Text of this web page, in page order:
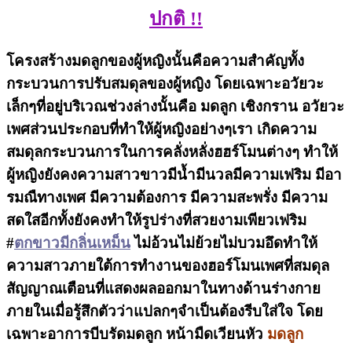
ปกติ !!
โครงสร้างมดลูกของผู้หญิงนั้นคือความสำคัญทั้ง
กระบวนการปรับสมดุลของผู้หญิง โดยเฉพาะอวัยวะ
เล็กๆที่อยู่บริเวณช่วงล่างนั้นคือ มดลูก เชิงกราน อวัยวะ
เพศส่วนประกอบที่ทำให้ผู้หญิงอย่างๆเรา เกิดความ
สมดุลกระบวนการในการคลั่งหลั่งฮฮร์โมนต่างๆ ทำให้
ผู้หญิงยังคงความสาวขาวมีน้ำมีนวลมีความเฟริม มีอา
รมณืทางเพศ มีความต้องการ มีความสะพรั่ง มีความ
สดใสอีกทั้งยังคงทำให้รูปร่างที่สวยงามเพียวเฟริม
#ตกขาวมีกลิ่นเหม็นไม่อ้วนไม่ย้วยไม่บวมอึดทำให้
ความสาวภายใต้การทำงานของฮอร์โมนเพศที่สมดุล
สัญญาณเตือนที่แสดงผลออกมาในทางด้านร่างกาย
ภายในเมื่อรู้สึกตัวว่าแปลกๆจำเป็นต้องรีบใส่ใจ โดย
เฉพาะอาการบีบรัดมดลูก หน้ามืดเวียนหัว มดลูก